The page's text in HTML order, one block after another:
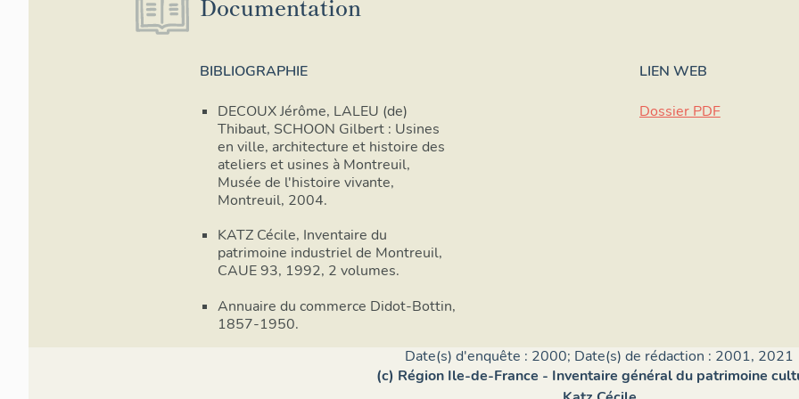
Documentation
BIBLIOGRAPHIE
DECOUX Jérôme, LALEU (de)
Thibaut, SCHOON Gilbert : Usines
en ville, architecture et histoire des
ateliers et usines à Montreuil,
Musée de l'histoire vivante,
Montreuil, 2004.
KATZ Cécile, Inventaire du
patrimoine industriel de Montreuil,
CAUE 93, 1992, 2 volumes.
Annuaire du commerce Didot-Bottin,
1857-1950.
LIEN WEB
Dossier PDF
Date(s) d'enquête : 2000; Date(s) de rédaction : 2001, 2021
(c) Région Ile-de-France - Inventaire général du patrimoine